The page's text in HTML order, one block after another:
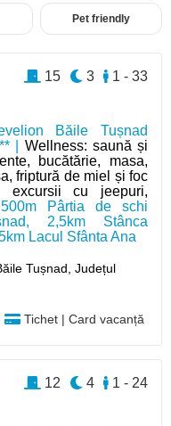
Pet friendly
Băile Tușnad
| Wellness: saună și
bucătărie, masa,
friptură de miel și foc
excursii cu jeepuri,
Pârtia de schi
2,5km Stânca
Lacul Sfânta Ana
Tușnad,Județul
Tichet | Card vacanță
1 - 33
3
15
1 - 24
4
12